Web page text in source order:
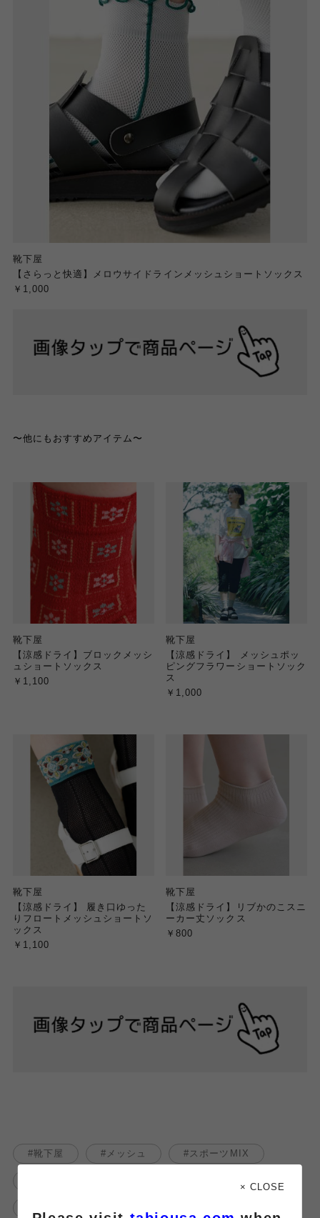
靴下屋
【さらっと快適】メロウサイドラインメッシュショートソックス
￥1,000
〜他にもおすすめアイテム〜
靴下屋
【涼感ドライ】ブロックメッシ
ュショートソックス
￥1,100
靴下屋
【涼感ドライ】 メッシュポッ
ピングフラワーショートソック
ス
￥1,000
靴下屋
【涼感ドライ】 履き口ゆった
りフロートメッシュショートソ
ックス
￥1,100
靴下屋
【涼感ドライ】リブかのこスニ
ーカー丈ソックス
￥800
靴下屋 メッシュ スポーツMIX
× CLOSE